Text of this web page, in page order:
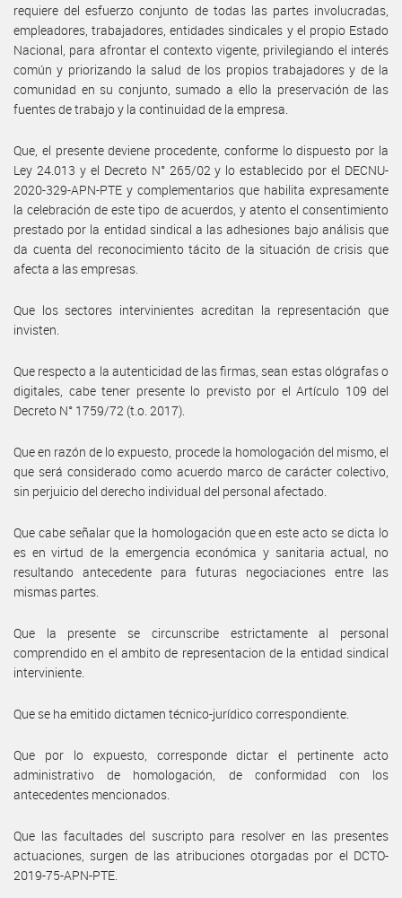
requiere del esfuerzo conjunto de todas las partes involucradas,
empleadores, trabajadores, entidades sindicales y el propio Estado
Nacional, para afrontar el contexto vigente, privilegiando el interés
común y priorizando la salud de los propios trabajadores y de la
comunidad en su conjunto, sumado a ello la preservación de las
fuentes de trabajo y la continuidad de la empresa.
Que, el presente deviene procedente, conforme lo dispuesto por la
Ley 24.013 y el Decreto N° 265/02 y lo establecido por el DECNU-
2020-329-APN-PTE y complementarios que habilita expresamente
la celebración de este tipo de acuerdos, y atento el consentimiento
prestado por la entidad sindical a las adhesiones bajo análisis que
da cuenta del reconocimiento tácito de la situación de crisis que
afecta a las empresas.
Que los sectores intervinientes acreditan la representación que
invisten.
Que respecto a la autenticidad de las firmas, sean estas ológrafas o
digitales, cabe tener presente lo previsto por el Artículo 109 del
Decreto N° 1759/72 (t.o. 2017).
Que en razón de lo expuesto, procede la homologación del mismo, el
que será considerado como acuerdo marco de carácter colectivo,
sin perjuicio del derecho individual del personal afectado.
Que cabe señalar que la homologación que en este acto se dicta lo
es en virtud de la emergencia económica y sanitaria actual, no
resultando antecedente para futuras negociaciones entre las
mismas partes.
Que la presente se circunscribe estrictamente al personal
comprendido en el ambito de representacion de la entidad sindical
interviniente.
Que se ha emitido dictamen técnico-jurídico correspondiente.
Que por lo expuesto, corresponde dictar el pertinente acto
administrativo de homologación, de conformidad con los
antecedentes mencionados.
Que las facultades del suscripto para resolver en las presentes
actuaciones, surgen de las atribuciones otorgadas por el DCTO-
2019-75-APN-PTE.